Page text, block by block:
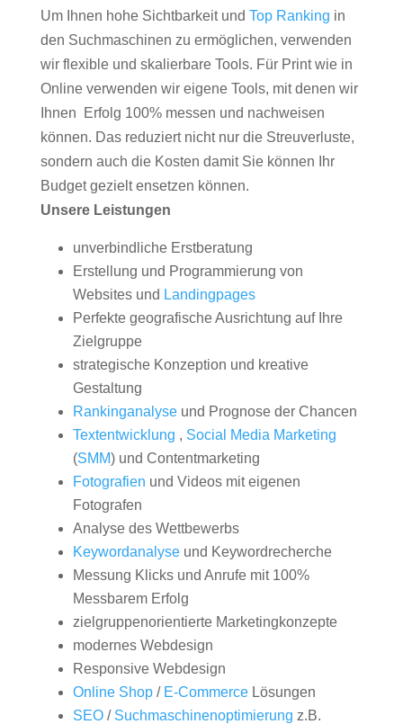
Um Ihnen hohe Sichtbarkeit und Top Ranking in
den Suchmaschinen zu ermöglichen, verwenden
wir flexible und skalierbare Tools. Für Print wie in
Online verwenden wir eigene Tools, mit denen wir
Ihnen Erfolg 100% messen und nachweisen
können. Das reduziert nicht nur die Streuverluste,
sondern auch die Kosten damit Sie können Ihr
Budget gezielt ensetzen können.
Unsere Leistungen
unverbindliche Erstberatung
Erstellung und Programmierung von
Websites und Landingpages
Perfekte geografische Ausrichtung auf Ihre
Zielgruppe
strategische Konzeption und kreative
Gestaltung
Rankinganalyseund Prognose der Chancen
Textentwicklung , Social Media Marketing
(SMM) und Contentmarketing
Fotografien und Videos mit eigenen
Fotografen
Analyse des Wettbewerbs
Keywordanalyseund Keywordrecherche
Messung Klicks und Anrufe mit 100%
Messbarem Erfolg
zielgruppenorientierte Marketingkonzepte
modernes Webdesign
Responsive Webdesign
Online Shop/ E-CommerceLösungen
SEO/ Suchmaschinenoptimierung z.B.